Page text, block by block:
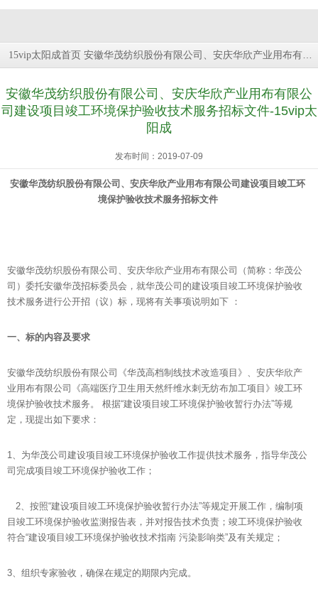
15vip太阳成首页 安徽华茂纺织股份有限公司、安庆华欣产业用布有限公司建设项目竣工环境保护验收技术服务招标文件
安徽华茂纺织股份有限公司、安庆华欣产业用布有限公
司建设项目竣工环境保护验收技术服务招标文件-15vip太
阳成
发布时间：2019-07-09
安徽华茂纺织股份有限公司、安庆华欣产业用布有限公司建设项目竣工环
境保护验收技术服务招标文件
安徽华茂纺织股份有限公司、安庆华欣产业用布有限公司（简称：华茂公
司）委托安徽华茂招标委员会，就华茂公司的建设项目竣工环境保护验收
技术服务进行公开招（议）标，现将有关事项说明如下 ：
一、标的内容及要求
安徽华茂纺织股份有限公司《华茂高档制线技术改造项目》、安庆华欣产
业用布有限公司《高端医疗卫生用天然纤维水刺无纺布加工项目》竣工环
境保护验收技术服务。 根据“建设项目竣工环境保护验收暂行办法”等规
定，现提出如下要求：
1、为华茂公司建设项目竣工环境保护验收工作提供技术服务，指导华茂公
司完成项目竣工环境保护验收工作；
2、按照“建设项目竣工环境保护验收暂行办法”等规定开展工作，编制项
目竣工环境保护验收监测报告表，并对报告技术负责；竣工环境保护验收
符合“建设项目竣工环境保护验收技术指南 污染影响类”及有关规定；
3、组织专家验收，确保在规定的期限内完成。